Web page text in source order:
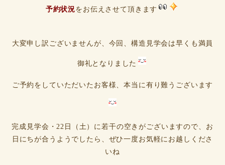
予約状況をお伝えさせて頂きます
大変申し訳ございませんが、今回、構造見学会は早くも満員
御礼となりました
ご予約をしていただいたお客様、本当に有り難うございます
完成見学会・22日（土）に若干の空きがございますので、お
日にちが合うようでしたら、ぜひ一度お気軽にお越しくださ
いね